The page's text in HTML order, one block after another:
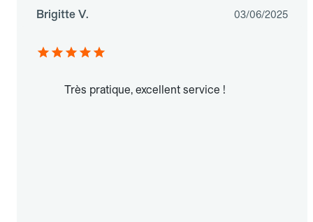
Brigitte V. 03/06/2025
Très pratique, excellent service !